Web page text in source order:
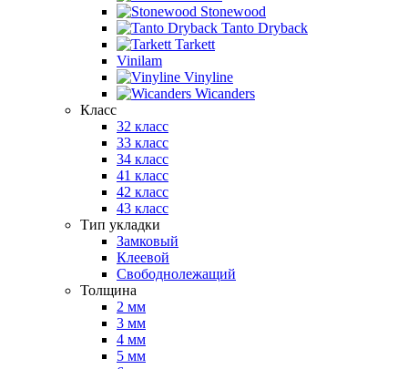
Stonewood
Tanto Dryback
Tarkett
Vinilam
Vinyline
Wicanders
Класс
32 класс
33 класс
34 класс
41 класс
42 класс
43 класс
Тип укладки
Замковый
Клеевой
Свободнолежащий
Толщина
2 мм
3 мм
4 мм
5 мм